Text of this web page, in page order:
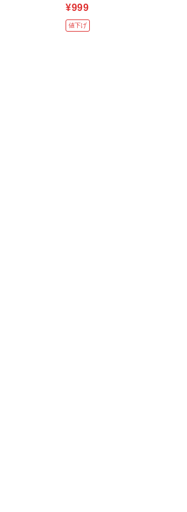
¥999
値下げ